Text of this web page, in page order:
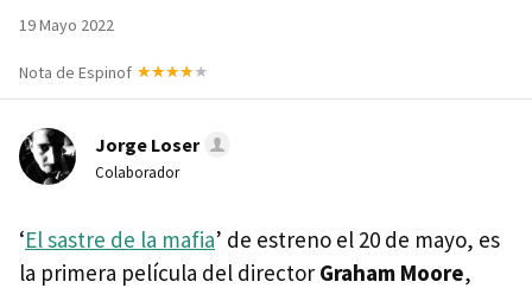
19 Mayo 2022
Nota de Espinof
Jorge Loser
Colaborador
‘El sastre de la mafia’ de estreno el 20 de mayo, es
la primera película del director Graham Moore,